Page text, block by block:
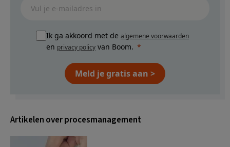
Ik ga akkoord met de algemene voorwaarden
en privacy policy van Boom.
Meld je gratis aan >
Artikelen over procesmanagement